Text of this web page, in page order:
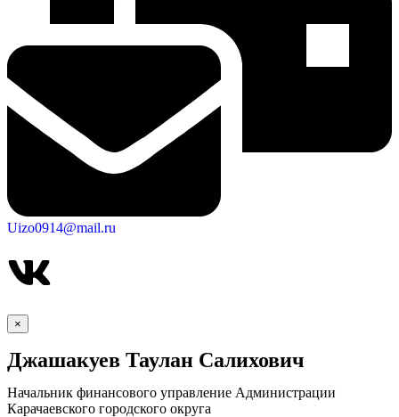
Uizo0914@mail.ru
×
Джашакуев Таулан Салихович
Начальник финансового управление Администрации
Карачаевского городского округа